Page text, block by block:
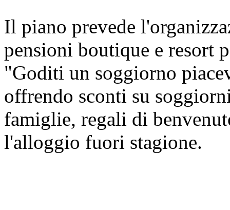
Il piano prevede
pensioni boutique e resort
"Goditi un soggiorno
offrendo sconti su
famiglie, regali di
l'alloggio fuori stagione.